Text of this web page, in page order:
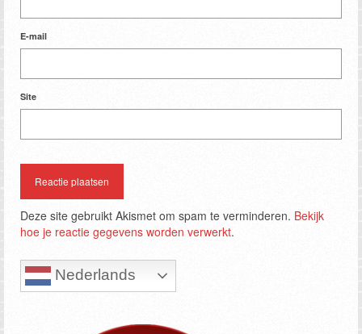
E-mail
Site
Deze site gebruikt Akismet om spam te verminderen. Bekijk
hoe je reactie gegevens worden verwerkt.
Nederlands